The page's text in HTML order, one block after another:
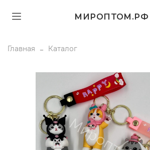
МИРОПТОМ.РФ
Главная Каталог